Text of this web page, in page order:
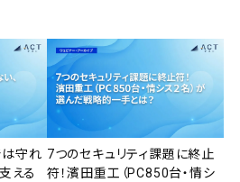
は守れ
える
7つのセキュリティ課題に終止
符！濱田重工（PC850台・情シ